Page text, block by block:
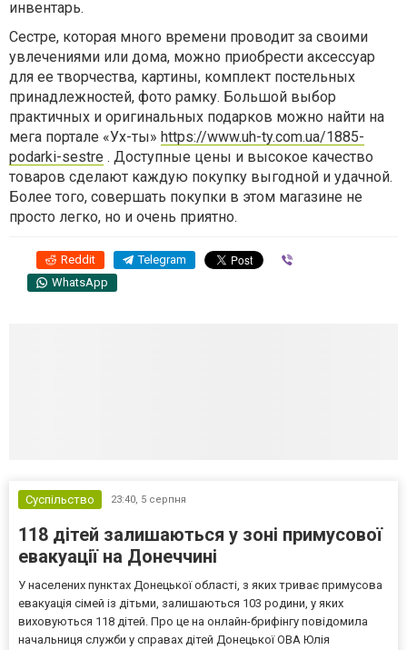
инвентарь.
Сестре, которая много времени проводит за своими
увлечениями или дома, можно приобрести аксессуар
для ее творчества, картины, комплект постельных
принадлежностей, фото рамку. Большой выбор
практичных и оригинальных подарков можно найти на
мега портале «Ух-ты» https://www.uh-ty.com.ua/1885-
podarki-sestre . Доступные цены и высокое качество
товаров сделают каждую покупку выгодной и удачной.
Более того, совершать покупки в этом магазине не
просто легко, но и очень приятно.
Reddit Telegram
WhatsApp
Суспільство 23:40, 5 серпня
118 дітей залишаються у зоні примусової
евакуації на Донеччині
У населених пунктах Донецької області, з яких триває примусова
евакуація сімей із дітьми, залишаються 103 родини, у яких
виховуються 118 дітей. Про це на онлайн-брифінгу повідомила
начальниця служби у справах дітей Донецької ОВА Юлія